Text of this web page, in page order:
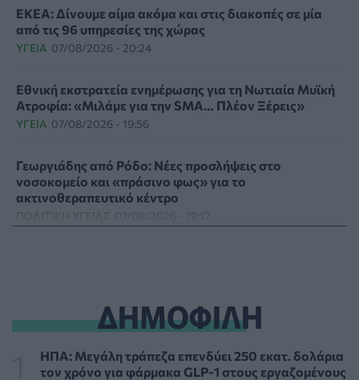
ΕΚΕΑ: Δίνουμε αίμα ακόμα και στις διακοπές σε μία
από τις 96 υπηρεσίες της χώρας
ΥΓΕΊΑ 07/08/2026 - 20:24
Εθνική εκστρατεία ενημέρωσης για τη Νωτιαία Μυϊκή
Ατροφία: «Μιλάμε για την SMA… Πλέον Ξέρεις»
ΥΓΕΊΑ 07/08/2026 - 19:56
Γεωργιάδης από Ρόδο: Νέες προσλήψεις στο
νοσοκομείο και «πράσινο φως» για το
ακτινοθεραπευτικό κέντρο
ΠΟΛΙΤΙΚΉ ΥΓΕΊΑΣ 07/08/2026 - 19:12
Τι μπορεί να μας διδάξει η νέα ταινία του Spider-Man
για την απώλεια και το πένθος
ΨΥΧΙΚΉ ΥΓΕΊΑ 07/08/2026 - 18:11
ΔΗΜΟΦΙΛΗ
ΗΠΑ: Μεγάλη τράπεζα επενδύει 250 εκατ. δολάρια
τον χρόνο για φάρμακα GLP-1 στους εργαζομένους